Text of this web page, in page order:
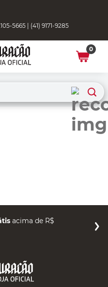
5665 | (41) 9171-9285
0
acima de R$